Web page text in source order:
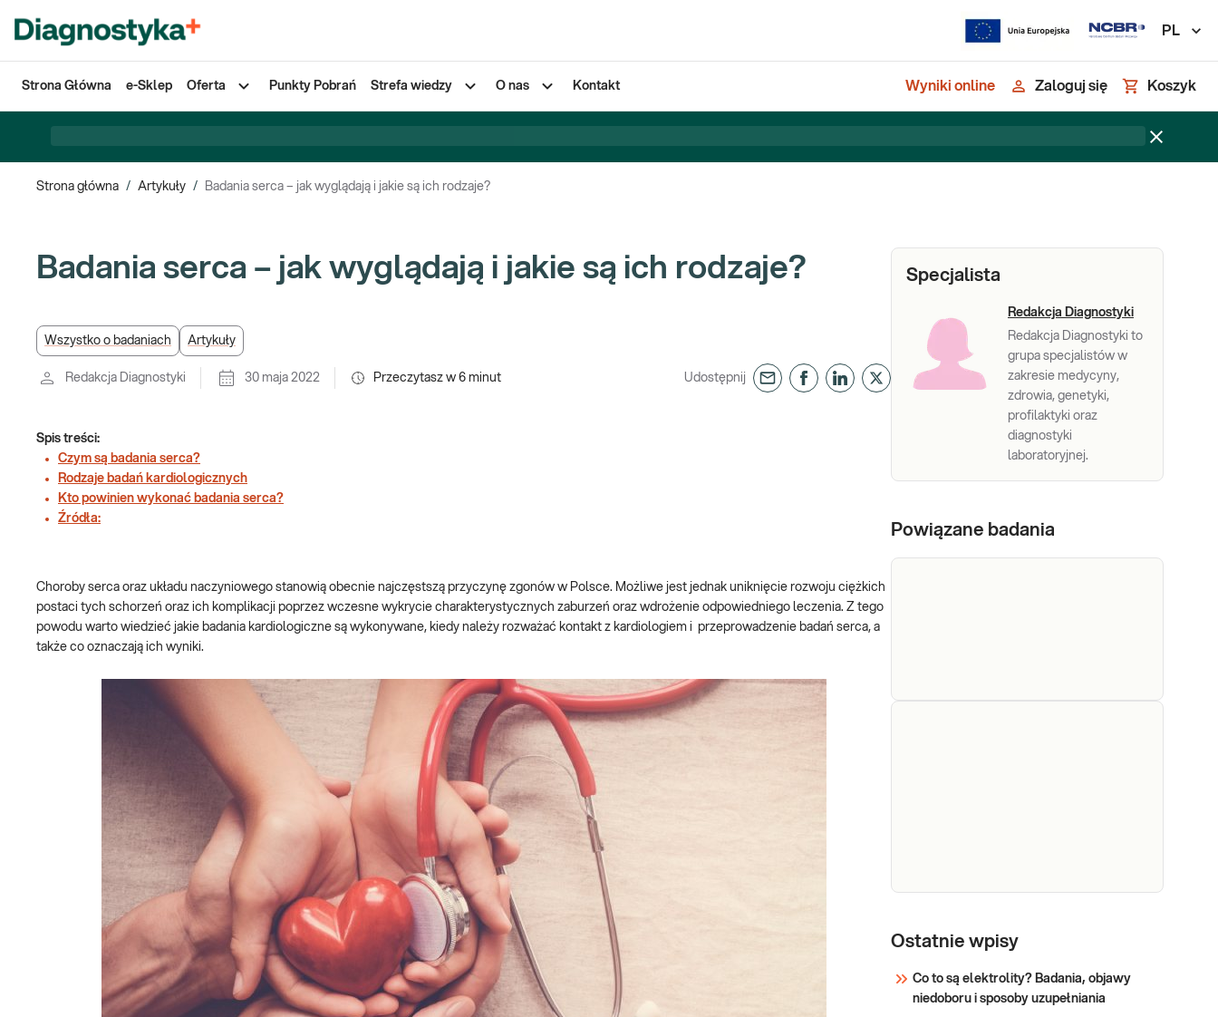
PL
Strona Główna e-Sklep Oferta Punkty Pobrań Strefa wiedzy O nas Kontakt Wyniki online Zaloguj się Koszyk
Strona główna / Artykuły / Badania serca – jak wyglądają i jakie są ich rodzaje?
Badania serca – jak wyglądają i jakie są ich rodzaje?
Wszystko o badaniach Artykuły
Redakcja Diagnostyki 30 maja 2022 Przeczytasz w 6 minut Udostępnij
Spis treści:
Czym są badania serca?
Rodzaje badań kardiologicznych
Kto powinien wykonać badania serca?
Źródła:
Choroby serca oraz układu naczyniowego stanowią obecnie najczęstszą przyczynę zgonów w Polsce. Możliwe jest jednak uniknięcie rozwoju ciężkich
postaci tych schorzeń oraz ich komplikacji poprzez wczesne wykrycie charakterystycznych zaburzeń oraz wdrożenie odpowiedniego leczenia. Z tego
powodu warto wiedzieć jakie badania kardiologiczne są wykonywane, kiedy należy rozważać kontakt z kardiologiem i przeprowadzenie badań serca, a
także co oznaczają ich wyniki.
Specjalista
Redakcja Diagnostyki
Redakcja Diagnostyki to
grupa specjalistów w
zakresie medycyny,
zdrowia, genetyki,
profilaktyki oraz
diagnostyki
laboratoryjnej.
Powiązane badania
(CHOL,
HDL, LDL,
TG)
Lipidogram (CHOL, HDL, nie-
ilościowe badanie frakcji
cholesterolu i
Ostatnie wpisy
Co to są elektrolity? Badania, objawy
niedoboru i sposoby uzupełniania